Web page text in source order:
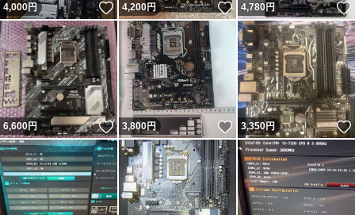
4,000円 いいね！
4,200円 いいね！
4,780円
6,600円 いいね！
3,800円 いいね！
3,350円